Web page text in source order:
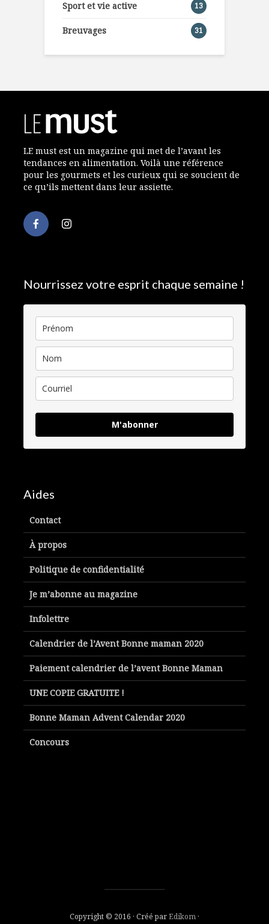
Sport et vie active 13
Breuvages 31
LE must est un magazine qui met de l’avant les
tendances en alimentation. Voilà une référence
pour les gourmets et les curieux qui se soucient de
ce qu’ils mettent dans leur assiette.
Nourrissez votre esprit chaque semaine !
M'abonner
Aides
Contact
À propos
Politique de confidentialité
Je m’abonne au magazine
Infolettre
Calendrier de l’Avent Bonne maman 2020
Paiement calendrier de l’avent Bonne Maman
UNE COPIE GRATUITE !
Bonne Maman Advent Calendar 2020
Concours
Copyright © 2016 · Créé parEdikom ·